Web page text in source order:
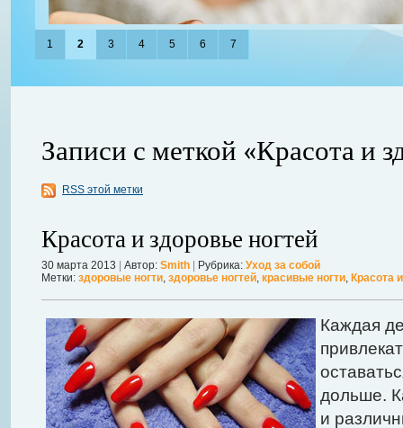
Можно ли увеличить грудь без операции? Таким вопросом
себя в форме. Давайте же подробнее рассмотрим этот вопрос. А
речь, нужно углубиться в анатомию.Далее...
1 2 3 4 5 6 7
Записи с меткой «Красота и
RSS этой метки
Красота и здоровье ногтей
30 марта 2013 Автор: Smith Рубрика: Уход за собой
Метки: здоровые ногти, здоровье ногтей, красивые ногти, Красота
Каждая
дольше.
и